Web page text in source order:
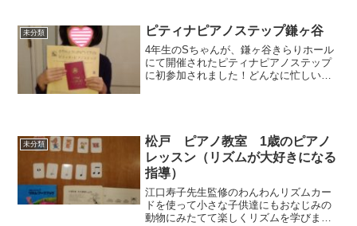
未分類 ピティナピアノステップ鎌ヶ谷
4年生のSちゃんが、鎌ヶ谷きらりホール
にて開催されたピティナピアノステップ
に初参加されました！どんなに忙しい時
未分類
松戸 ピアノ教室 1歳のピアノ
レッスン（リズムが大好きになる
指導）
江口寿子先生監修のわんわんリズムカー
ドを使って小さな子供達にもおなじみの
動物にみたてて楽しくリズムを学びま